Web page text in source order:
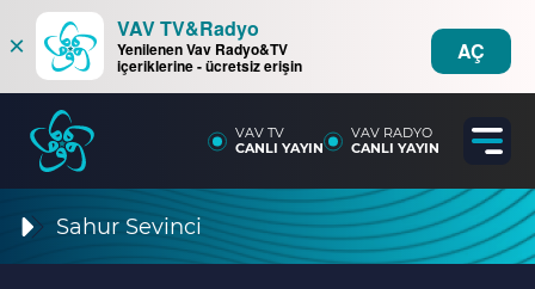
×
VAV TV&Radyo
Yenilenen Vav Radyo&TV
içeriklerine - ücretsiz erişin
AÇ
VAV TV
CANLI YAYIN
VAV RADYO
CANLI YAYIN
Sahur Sevinci